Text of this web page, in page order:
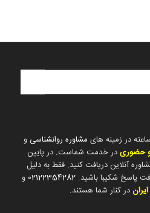
مشاوره روانشناسی و
و حضوریدر خدمت شماست. در پایین
آنلاین دریافت کنید. فقط به دلیل
پاسخ شکیبا باشید. 02122354282 و
در کنار شما هستند.